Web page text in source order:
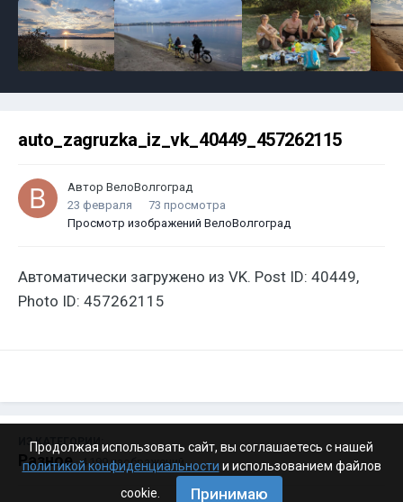
auto_zagruzka_iz_vk_40449_457262115
Автор ВелоВолгоград
23 февраля
73 просмотра
Просмотр изображений ВелоВолгоград
Автоматически загружено из VK. Post ID: 40449,
Photo ID: 457262115
ИЗ КАТЕГОРИИ:
Разное · 4 199 изображений
Продолжая использовать сайт, вы соглашаетесь с нашей
политикой конфиденциальности и использованием файлов
cookie.
Принимаю